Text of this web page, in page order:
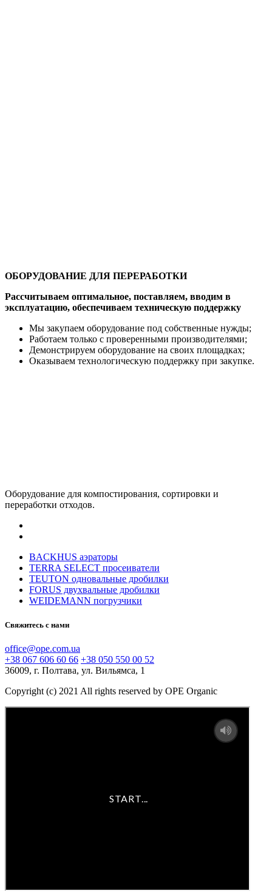
ОБОРУДОВАНИЕ ДЛЯ ПЕРЕРАБОТКИ
Рассчитываем оптимальное, поставляем, вводим в
эксплуатацию, обеспечиваем техническую поддержку
Мы закупаем оборудование под собственные нужды;
Работаем только с проверенными производителями;
Демонстрируем оборудование на своих площадках;
Оказываем технологическую поддержку при закупке.
Оборудование для компостирования, сортировки и
переработки отходов.
BACKHUS аэраторы
TERRA SELECT просеиватели
TEUTON одновальные дробилки
FORUS двухвальные дробилки
WEIDEMANN погрузчики
Свяжитесь с нами
office@ope.com.ua
+38 067 606 60 66 +38 050 550 00 52
36009, г. Полтава, ул. Вильямса, 1
Copyright (c) 2021 All rights reserved by OPE Organic